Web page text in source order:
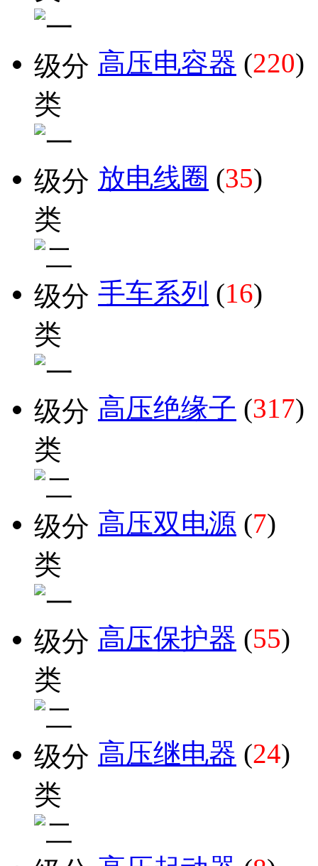
高压电容器 (220)
放电线圈 (35)
手车系列 (16)
高压绝缘子 (317)
高压双电源 (7)
高压保护器 (55)
高压继电器 (24)